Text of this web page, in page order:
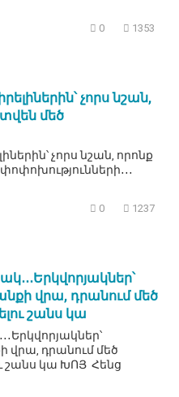
0 1353
չորս նշան,
մեծ
չորս նշան, որոնք
0 1237
վրա, դրանում մեծ
շանս կա
դրանում մեծ
շանս կա ԽՈՅ Հենց